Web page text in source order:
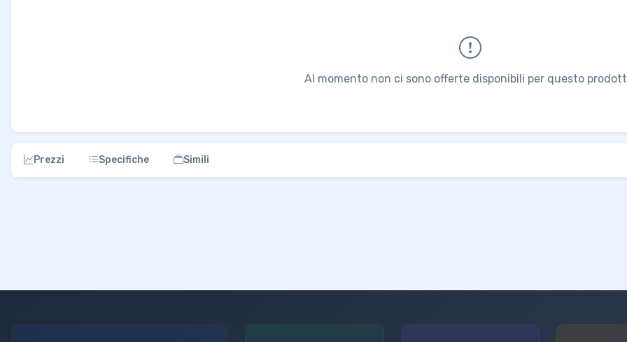
Al momento non ci sono offerte disponibili per questo
Prezzi Specifiche Simili